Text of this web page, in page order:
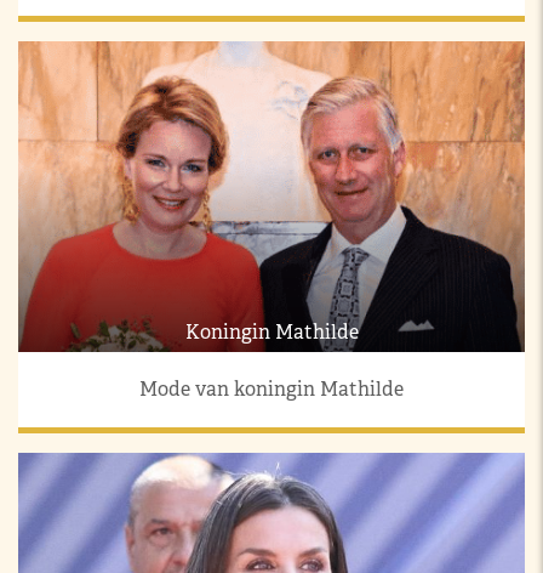
Koningin Mathilde
Mode van koningin Mathilde